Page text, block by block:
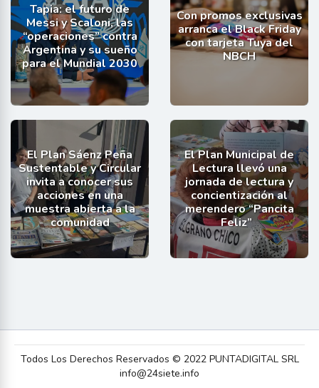
Tapia: el futuro de
Messi y Scaloni, las
“operaciones” contra
Argentina y su sueño
para el Mundial 2030
Con promos exclusivas
arranca el Black Friday
con tarjeta Tuya del
NBCH
El Plan Sáenz Peña
Sustentable y Circular
invita a conocer sus
acciones en una
muestra abierta a la
comunidad
El Plan Municipal de
Lectura llevó una
jornada de lectura y
concientización al
merendero “Pancita
Feliz”
Todos Los Derechos Reservados © 2022 PUNTADIGITAL SRL
info@24siete.info